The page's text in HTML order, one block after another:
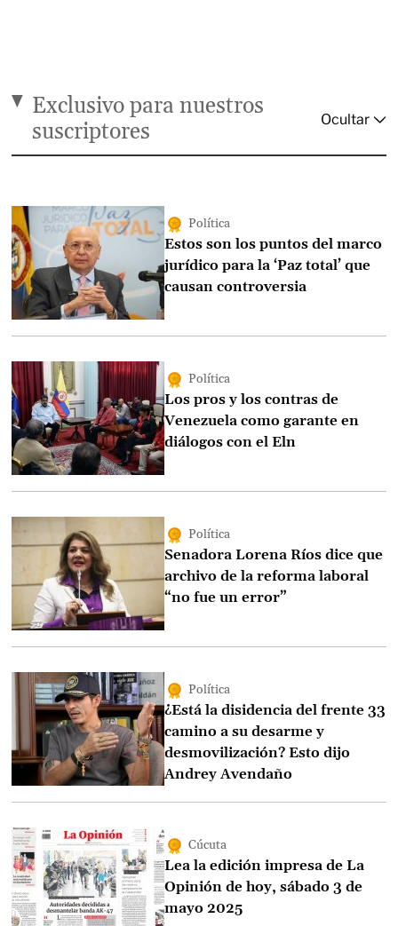
Exclusivo para nuestros
suscriptores
Política
Estos son los puntos del marco
jurídico para la ‘Paz total’ que
causan controversia
Política
Los pros y los contras de
Venezuela como garante en
diálogos con el Eln
Política
Senadora Lorena Ríos dice que
archivo de la reforma laboral
“no fue un error”
Política
¿Está la disidencia del frente 33
camino a su desarme y
desmovilización? Esto dijo
Andrey Avendaño
Cúcuta
Lea la edición impresa de La
Opinión de hoy, sábado 3 de
mayo 2025